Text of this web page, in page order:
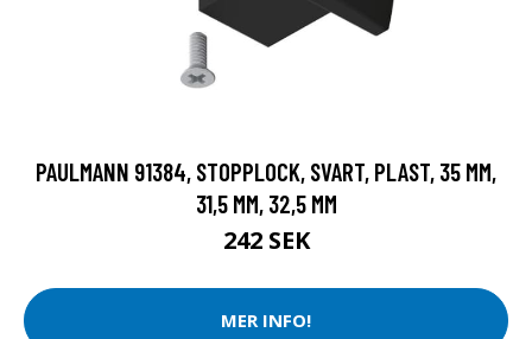
PAULMANN 91384, STOPPLOCK, SVART, PLAST, 35 MM,
31,5 MM, 32,5 MM
242 SEK
MER INFO!